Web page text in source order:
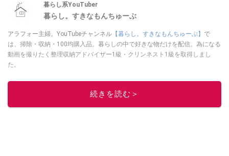
暮らし系YouTuber
暮らし。すきなもんちゅーぶ
アラフォー主婦。YouTubeチャンネル 【暮らし。すきなもんちゅーぶ】 で
は、掃除・収納・100均購入品。暮らしの中で好きな物だけを配信。為になる
動画を撮りたく整理収納アドバイザー1級・クリンネスト1級を取得しまし
た。
このイチオシストの他の記事を読む
続きを読む＞